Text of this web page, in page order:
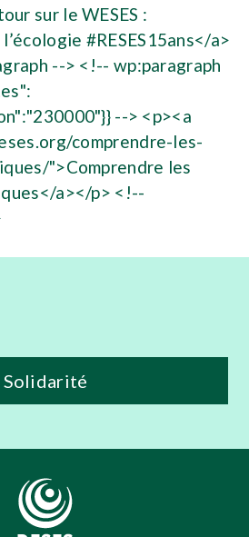
sur le WESES :
#RESES15ans</a>
--> <!-- wp:paragraph
--> <p><a
comprendre-les-
">Comprendre les
a></p> <!--
Solidarité